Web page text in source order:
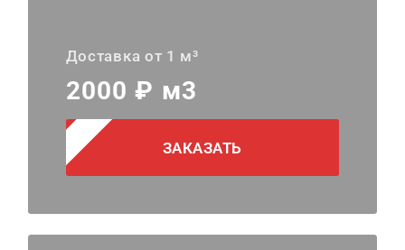
Доставка от 1 м³
2000 ₽ м3
ЗАКАЗАТЬ